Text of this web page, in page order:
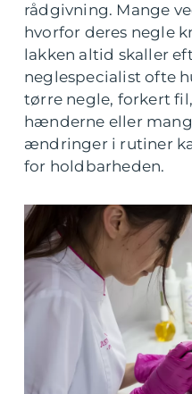
rådgivning. Mange
hvorfor deres negle
lakken altid skaller
neglespecialist ofte
tørre negle, forkert
hænderne eller
ændringer i rutiner
for holdbarheden.